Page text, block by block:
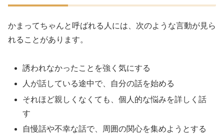
かまってちゃんと呼ばれる人には、次のような言動が見ら
れることがあります。
誘われなかったことを強く気にする
人が話している途中で、自分の話を始める
それほど親しくなくても、個人的な悩みを詳しく話
す
自慢話や不幸な話で、周囲の関心を集めようとする